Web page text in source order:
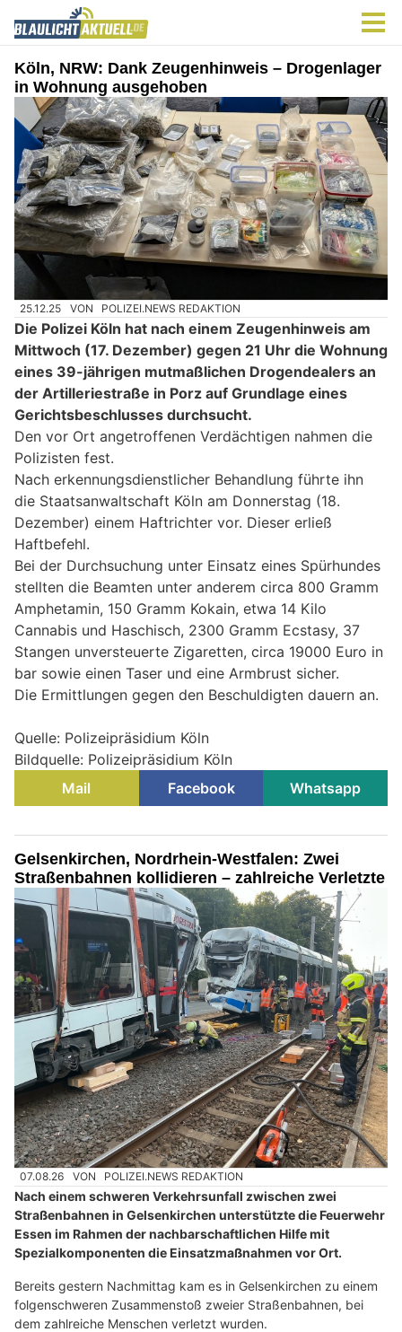
Köln, NRW: Dank Zeugenhinweis – Drogenlager
in Wohnung ausgehoben
25.12.25 VON POLIZEI.NEWS REDAKTION
Die Polizei Köln hat nach einem Zeugenhinweis am
Mittwoch (17. Dezember) gegen 21 Uhr die Wohnung
eines 39-jährigen mutmaßlichen Drogendealers an
der Artilleriestraße in Porz auf Grundlage eines
Gerichtsbeschlusses durchsucht.
Den vor Ort angetroffenen Verdächtigen nahmen die
Polizisten fest.
Nach erkennungsdienstlicher Behandlung führte ihn
die Staatsanwaltschaft Köln am Donnerstag (18.
Dezember) einem Haftrichter vor. Dieser erließ
Haftbefehl.
Bei der Durchsuchung unter Einsatz eines Spürhundes
stellten die Beamten unter anderem circa 800 Gramm
Amphetamin, 150 Gramm Kokain, etwa 14 Kilo
Cannabis und Haschisch, 2300 Gramm Ecstasy, 37
Stangen unversteuerte Zigaretten, circa 19000 Euro in
bar sowie einen Taser und eine Armbrust sicher.
Die Ermittlungen gegen den Beschuldigten dauern an.
Quelle: Polizeipräsidium Köln
Bildquelle: Polizeipräsidium Köln
Mail
Facebook Whatsapp
Gelsenkirchen, Nordrhein-Westfalen: Zwei
Straßenbahnen kollidieren – zahlreiche Verletzte
07.08.26 VON POLIZEI.NEWS REDAKTION
Nach einem schweren Verkehrsunfall zwischen zwei
Straßenbahnen in Gelsenkirchen unterstützte die Feuerwehr
Essen im Rahmen der nachbarschaftlichen Hilfe mit
Spezialkomponenten die Einsatzmaßnahmen vor Ort.
Bereits gestern Nachmittag kam es in Gelsenkirchen zu einem
folgenschweren Zusammenstoß zweier Straßenbahnen, bei
dem zahlreiche Menschen verletzt wurden.